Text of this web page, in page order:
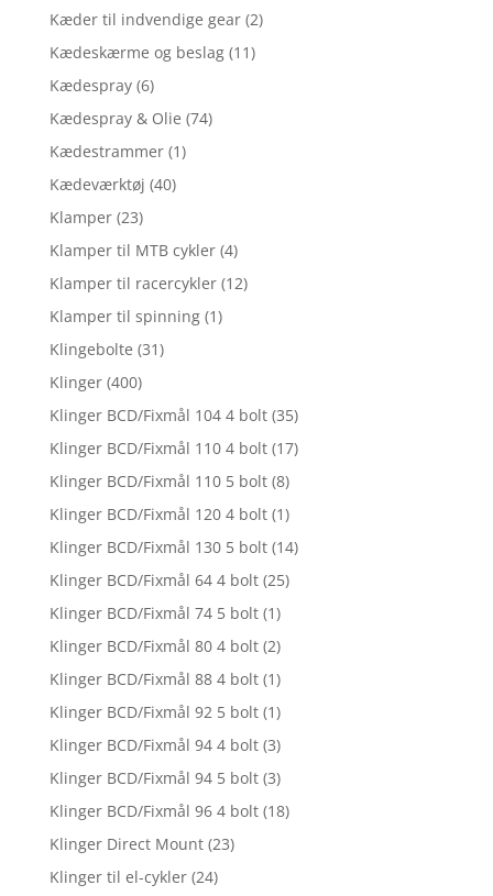
Kæder til indvendige gear (2)
Kædeskærme og beslag (11)
Kædespray (6)
Kædespray & Olie (74)
Kædestrammer (1)
Kædeværktøj (40)
Klamper (23)
Klamper til MTB cykler (4)
Klamper til racercykler (12)
Klamper til spinning (1)
Klingebolte (31)
Klinger (400)
Klinger BCD/Fixmål 104 4 bolt (35)
Klinger BCD/Fixmål 110 4 bolt (17)
Klinger BCD/Fixmål 110 5 bolt (8)
Klinger BCD/Fixmål 120 4 bolt (1)
Klinger BCD/Fixmål 130 5 bolt (14)
Klinger BCD/Fixmål 64 4 bolt (25)
Klinger BCD/Fixmål 74 5 bolt (1)
Klinger BCD/Fixmål 80 4 bolt (2)
Klinger BCD/Fixmål 88 4 bolt (1)
Klinger BCD/Fixmål 92 5 bolt (1)
Klinger BCD/Fixmål 94 4 bolt (3)
Klinger BCD/Fixmål 94 5 bolt (3)
Klinger BCD/Fixmål 96 4 bolt (18)
Klinger Direct Mount (23)
Klinger til el-cykler (24)